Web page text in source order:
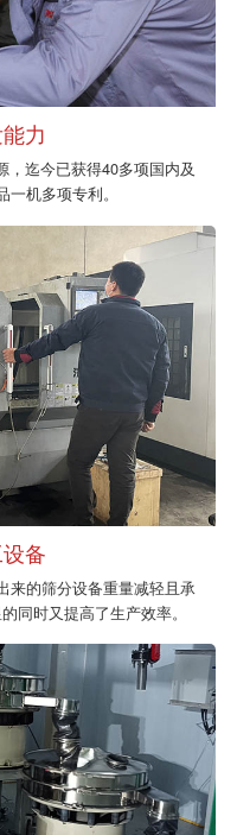
力
迄今已获得40多项国内及
机多项专利。
备
来的筛分设备重量减轻且承
同时又提高了生产效率。